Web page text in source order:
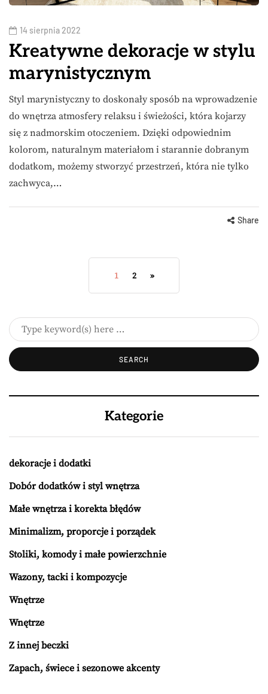
14 sierpnia 2022
Kreatywne dekoracje w stylu
marynistycznym
Styl marynistyczny to doskonały sposób na wprowadzenie
do wnętrza atmosfery relaksu i świeżości, która kojarzy
się z nadmorskim otoczeniem. Dzięki odpowiednim
kolorom, naturalnym materiałom i starannie dobranym
dodatkom, możemy stworzyć przestrzeń, która nie tylko
zachwyca,…
Share
1 2 »
Kategorie
dekoracje i dodatki
Dobór dodatków i styl wnętrza
Małe wnętrza i korekta błędów
Minimalizm, proporcje i porządek
Stoliki, komody i małe powierzchnie
Wazony, tacki i kompozycje
Wnętrze
Wnętrze
Z innej beczki
Zapach, świece i sezonowe akcenty